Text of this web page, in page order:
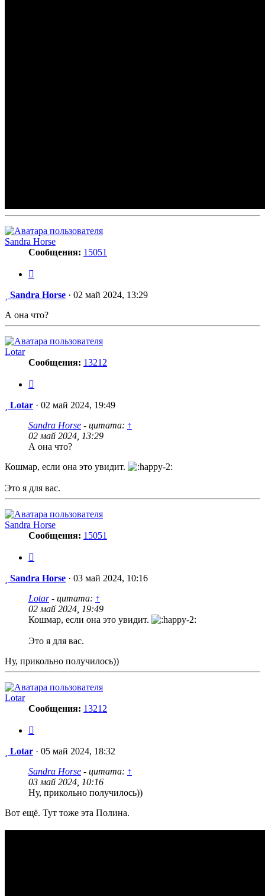
Sandra Horse
Сообщения: 15051
Сообщение
Sandra Horse · 02 май 2024, 13:29
А она что?
Lotar
Сообщения: 13212
Сообщение
Lotar · 02 май 2024, 19:49
Sandra Horse - цитата: ↑
02 май 2024, 13:29
А она что?
Кошмар, если она это увидит.
Это я для вас.
Sandra Horse
Сообщения: 15051
Сообщение
Sandra Horse · 03 май 2024, 10:16
Lotar- цитата: ↑
02 май 2024, 19:49
Кошмар, если она это увидит.
Это я для вас.
Ну, прикольно получилось))
Lotar
Сообщения: 13212
Сообщение
Lotar · 05 май 2024, 18:32
Sandra Horse - цитата: ↑
03 май 2024, 10:16
Ну, прикольно получилось))
Вот ещё. Тут тоже эта Полина.